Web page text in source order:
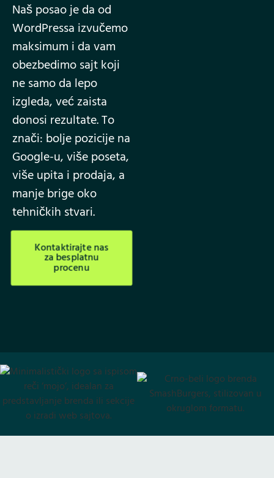
Naš posao je da od
WordPressa izvučemo
maksimum i da vam
obezbedimo sajt koji
ne samo da lepo
izgleda, već zaista
donosi rezultate. To
znači: bolje pozicije na
Google-u, više poseta,
više upita i prodaja, a
manje brige oko
tehničkih stvari.
Kontaktirajte nas
za besplatnu
procenu